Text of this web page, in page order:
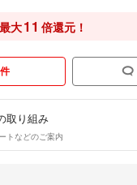
大11 倍還元！
取り組み
トなどのご案内